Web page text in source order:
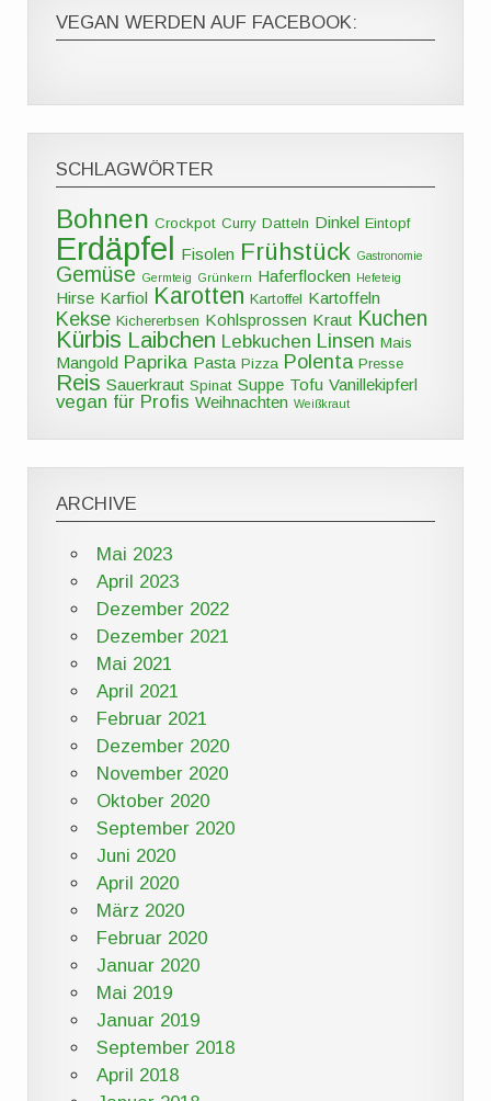
VEGAN WERDEN AUF FACEBOOK:
SCHLAGWÖRTER
Bohnen Crockpot Curry Datteln Dinkel Eintopf
Erdäpfel Fisolen Frühstück Gastronomie
Gemüse Germteig Grünkern Haferflocken Hefeteig
Hirse Karfiol Karotten Kartoffel Kartoffeln
Kekse Kichererbsen Kohlsprossen Kraut Kuchen
Kürbis Laibchen Lebkuchen Linsen Mais
Mangold Paprika Pasta Pizza Polenta Presse
Reis Sauerkraut Spinat Suppe Tofu Vanillekipferl
vegan für Profis Weihnachten Weißkraut
ARCHIVE
Mai 2023
April 2023
Dezember 2022
Dezember 2021
Mai 2021
April 2021
Februar 2021
Dezember 2020
November 2020
Oktober 2020
September 2020
Juni 2020
April 2020
März 2020
Februar 2020
Januar 2020
Mai 2019
Januar 2019
September 2018
April 2018